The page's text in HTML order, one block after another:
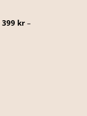
399 kr –